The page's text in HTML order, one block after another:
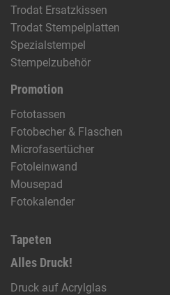
Trodat Ersatzkissen
Trodat Stempelplatten
Spezialstempel
Stempelzubehör
Promotion
Fototassen
Fotobecher & Flaschen
Microfasertücher
Fotoleinwand
Mousepad
Fotokalender
Tapeten
Alles Druck!
Druck auf Acrylglas